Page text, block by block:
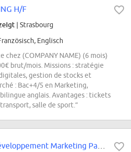
H/F
| Strasbourg
Englisch
chez (COMPANY NAME) (6 mois)
brut/mois. Missions : stratégie
gestion de stocks et
: Bac+4/5 en Marketing,
anglais. Avantages : tickets
salle de sport.”